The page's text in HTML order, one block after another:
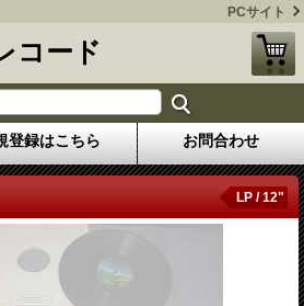
PCサイト
コード
登録はこちら お問合わせ
LP / 12"